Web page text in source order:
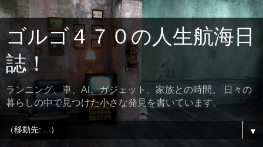
ゴルゴ４７０の人生航海日
誌！
ランニング、車、AI、ガジェット、家族との時間。 日々の
暮らしの中で見つけた小さな発見を書いています。
▼